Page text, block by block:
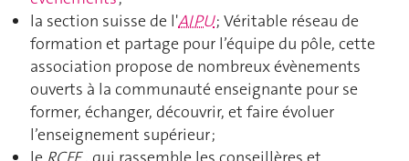
la section suisse de l'AIPU; Véritable réseau de
formation et partage pour l’équipe du pôle, cette
association propose de nombreux évènements
ouverts à la communauté enseignante pour se
former, échanger, découvrir, et faire évoluer
l’enseignement supérieur ;